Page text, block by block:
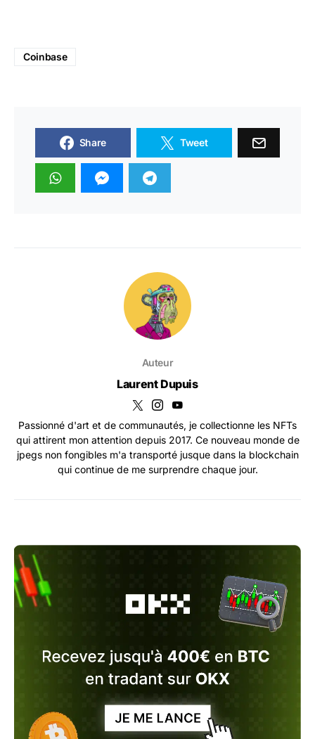
Coinbase
Share Tweet
Auteur
Laurent Dupuis
Passionné d'art et de communautés, je collectionne les NFTs
qui attirent mon attention depuis 2017. Ce nouveau monde de
jpegs non fongibles m'a transporté jusque dans la blockchain
qui continue de me surprendre chaque jour.